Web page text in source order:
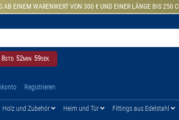
AB EINEM WARENWERT VON 300 € UND EINER LÄNGE BIS 250
8STD 52MIN 58SEK
Registrieren
Holz und Zubehör Heim und Tür Fittings aus Edelstahl